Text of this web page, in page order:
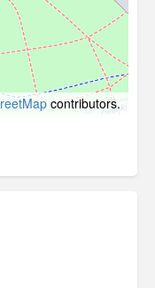
contributors.